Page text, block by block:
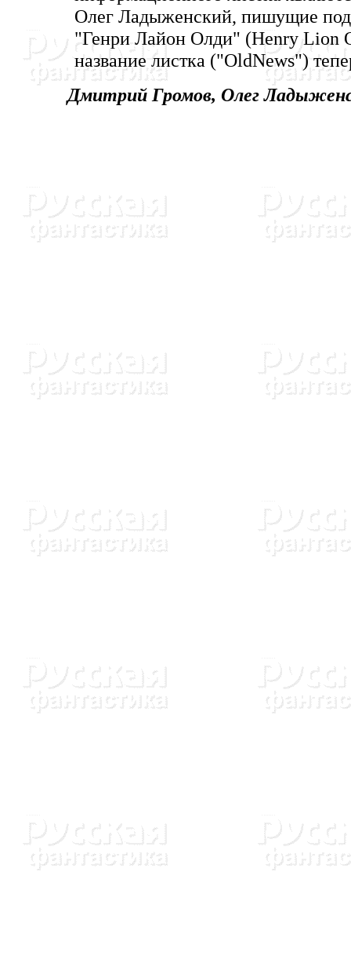
Олег Ладыженский, пишущие
"Генри Лайон Олди" (Нenry Lion
название листка ("OldNews")
Дмитрий Громов, Олег